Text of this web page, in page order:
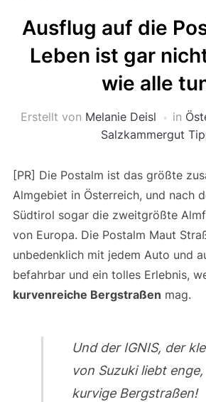
Ausflug auf die
Leben ist gar
wie alle
Erstellt von Melanie Deisl in
Salzkammergut
[PR] Die Postalm ist das größte
Almgebiet in Österreich, und nach
Südtirol sogar die zweitgrößte
von Europa. Die Postalm Maut
unbedenklich mit jedem Auto und
befahrbar und ein tolles Erlebnis,
kurvenreiche Bergstraßen mag.
Und der IGNIS, der
von Suzuki liebt enge,
kurvige Bergstraßen!